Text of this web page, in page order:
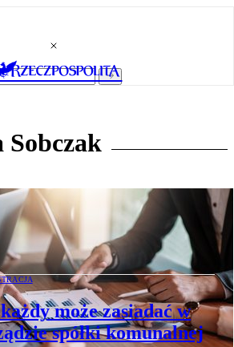
Sobczak
przez członka zarządu
może zasiadać w
spółki komunalnej